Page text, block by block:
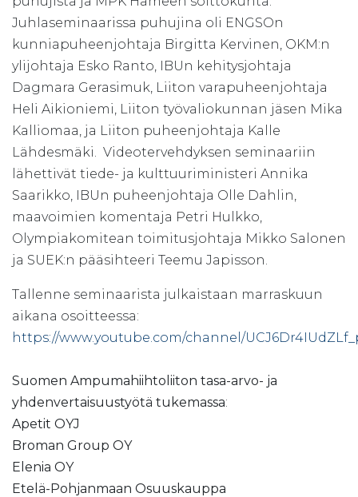
Juhlaseminaarissa puhujina oli ENGSOn
kunniapuheenjohtaja Birgitta Kervinen, OKM:n
ylijohtaja Esko Ranto, IBUn kehitysjohtaja
Dagmara Gerasimuk, Liiton varapuheenjohtaja
Heli Aikioniemi, Liiton työvaliokunnan jäsen Mika
Kalliomaa, ja Liiton puheenjohtaja Kalle
Lähdesmäki. Videotervehdyksen seminaariin
lähettivät tiede- ja kulttuuriministeri Annika
Saarikko, IBUn puheenjohtaja Olle Dahlin,
maavoimien komentaja Petri Hulkko,
Olympiakomitean toimitusjohtaja Mikko Salonen
ja SUEK:n pääsihteeri Teemu Japisson.
Tallenne seminaarista julkaistaan marraskuun
aikana osoitteessa:
https://www.youtube.com/channel/
Suomen Ampumahiihtoliiton tasa-arvo- ja
yhdenvertaisuustyötä tukemassa:
Apetit OYJ
Broman Group OY
Elenia OY
Etelä-Pohjanmaan Osuuskauppa